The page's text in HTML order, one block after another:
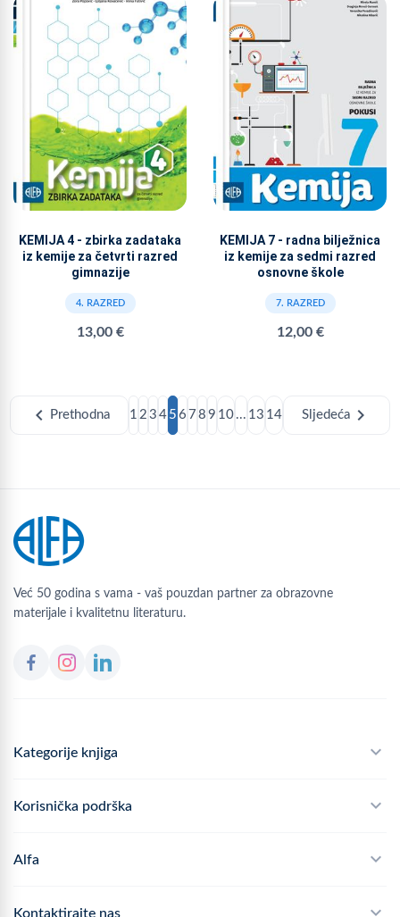
KEMIJA 4 - zbirka zadataka
iz kemije za četvrti razred
gimnazije
4. RAZRED
13,00 €
KEMIJA 7 - radna bilježnica
iz kemije za sedmi razred
osnovne škole
7. RAZRED
12,00 €
chevron_left Prethodna 1 2 3 4 5 6 7 8 9 10 ... 13 14 Sljedeća chevron_right
Već 50 godina s vama - vaš pouzdan partner za obrazovne
materijale i kvalitetnu literaturu.
Kategorije knjiga
Školski program
Korisnička podrška
Često postavljana pitanja
Alfa
Politika privatnosti
Kontaktirajte nas